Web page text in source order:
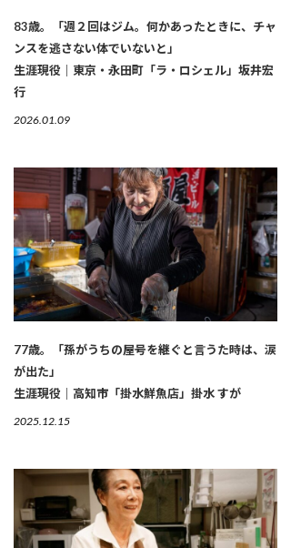
83歳。「週２回はジム。何かあったときに、チャ
ンスを逃さない体でいないと」
生涯現役｜東京・永田町「ラ・ロシェル」坂井宏
行
2026.01.09
77歳。「孫がうちの屋号を継ぐと言うた時は、涙
が出た」
生涯現役｜高知市「掛水鮮魚店」掛水 すが
2025.12.15